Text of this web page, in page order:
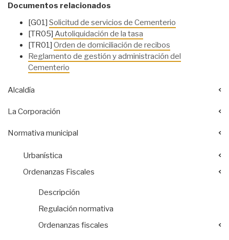
Documentos relacionados
[G01] Solicitud de servicios de Cementerio
[TR05] Autoliquidación de la tasa
[TR01] Orden de domiciliación de recibos
Reglamento de gestión y administración del
Cementerio
Alcaldía
La Corporación
Normativa municipal
Urbanística
Ordenanzas Fiscales
Descripción
Regulación normativa
Ordenanzas fiscales